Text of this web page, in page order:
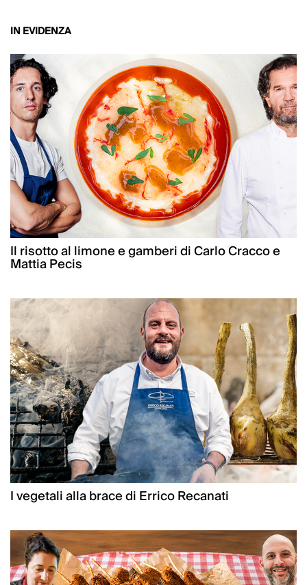
IN EVIDENZA
Il risotto al limone e gamberi di Carlo Cracco e
Mattia Pecis
I vegetali alla brace di Errico Recanati